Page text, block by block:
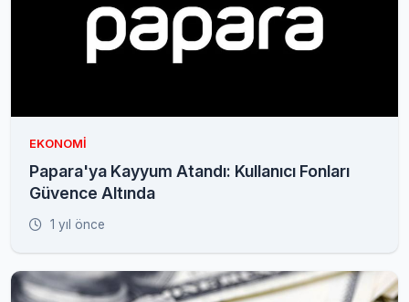
EKONOMI
Papara'ya Kayyum Atandı: Kullanıcı Fonları
Güvence Altında
1 yıl önce